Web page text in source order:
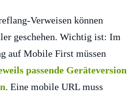
Verweisen können
geschehen. Wichtig ist: Im
auf Mobile First müssen
passende Geräteversion
. Eine mobile URL muss